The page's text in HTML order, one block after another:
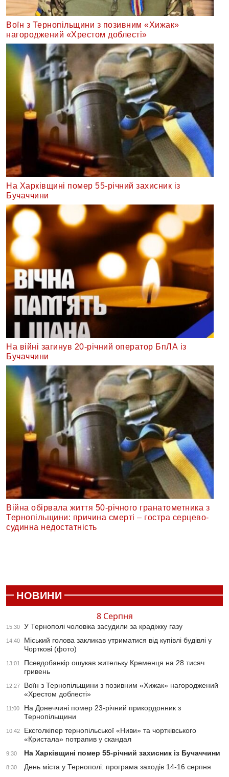
Воїн з Тернопільщини з позивним «Хижак»
нагороджений «Хрестом доблесті»
На Харківщині помер 55-річний захисник із
Бучаччини
На війні загинув 20-річний оператор БпЛА із
Бучаччини
Війна обірвала життя 50-річного гранатометника з
Тернопільщини: причина смерті – гостра серцево-
судинна недостатність
НОВИНИ
8 Серпня
15:30 У Тернополі чоловіка засудили за крадіжку газу
14:40
Міський голова закликав утриматися від купівлі будівлі у
Чорткові (фото)
13:01
Псевдобанкір ошукав жительку Кременця на 28 тисяч
гривень
12:27
Воїн з Тернопільщини з позивним «Хижак» нагороджений
«Хрестом доблесті»
11:00
На Донеччині помер 23-річний прикордонник з
Тернопільщини
10:42
Ексголкіпер тернопільської «Ниви» та чортківського
«Кристала» потрапив у скандал
9:30 На Харківщині помер 55-річний захисник із Бучаччини
8:30
День міста у Тернополі: програма заходів 14-16 серпня